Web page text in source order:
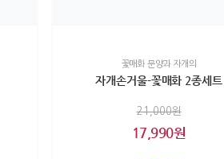
꽃매화 문양과 자개의
자개손거울-꽃매화 2종세트
21,000원
17,990원